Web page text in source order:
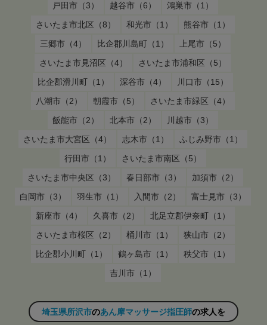
戸田市（3）
越谷市（6）
鴻巣市（1）
さいたま市北区（8）
和光市（1）
熊谷市（1）
三郷市（4）
比企郡川島町（1）
上尾市（5）
さいたま市見沼区（4）
さいたま市浦和区（5）
比企郡滑川町（1）
深谷市（4）
川口市（15）
八潮市（2）
朝霞市（5）
さいたま市緑区（4）
飯能市（2）
北本市（2）
川越市（3）
さいたま市大宮区（4）
志木市（1）
ふじみ野市（1）
行田市（1）
さいたま市南区（5）
さいたま市中央区（3）
春日部市（3）
加須市（2）
白岡市（3）
羽生市（1） 入間市（2）
富士見市（3）
新座市（4）
久喜市（2）
北足立郡伊奈町（1）
さいたま市桜区（2）
桶川市（1）
狭山市（2）
比企郡小川町（1）
鶴ヶ島市（1）
秩父市（1）
吉川市（1）
埼玉県所沢市のあん摩マッサージ指圧師の求人を